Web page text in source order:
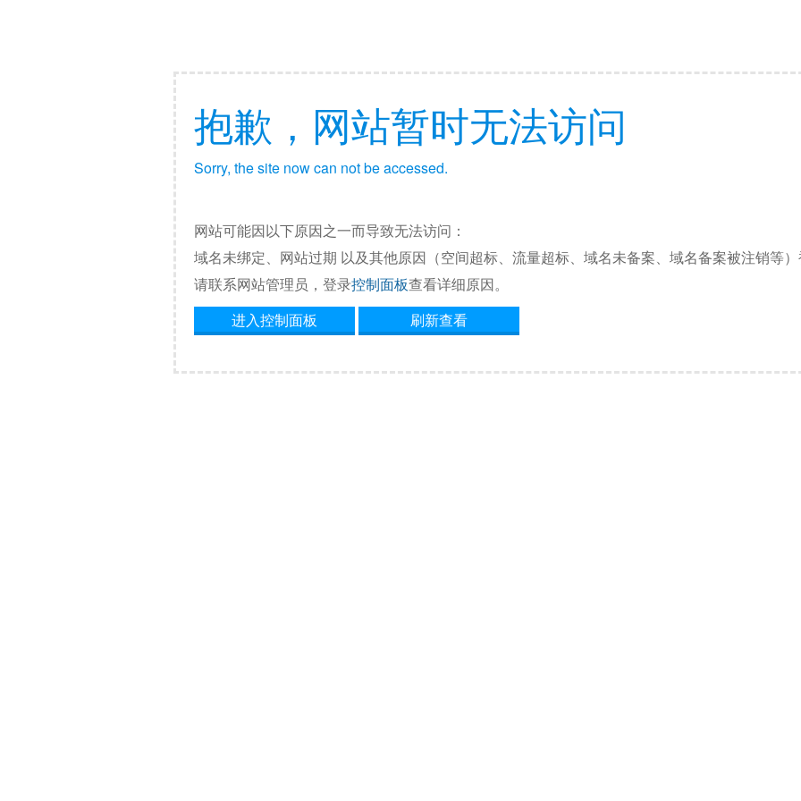
抱歉，网站暂时无法访问
Sorry, the site now can not be accessed.
网站可能因以下原因之一而导致无法访问：
域名未绑定、网站过期 以及其他原因（空间超标、流量超标、域名未备案、域名备案被注销等）
请联系网站管理员，登录控制面板查看详细原因。
进入控制面板
刷新查看